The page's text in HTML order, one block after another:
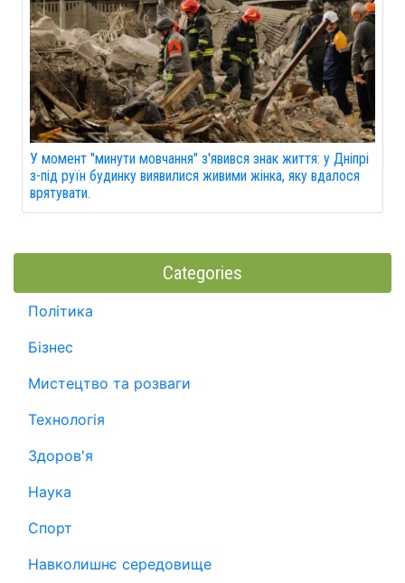
У момент "минути мовчання" з'явився знак життя: у Дніпрі
з-під руїн будинку виявилися живими жінка, яку вдалося
врятувати.
Categories
Політика
Бізнес
Мистецтво та розваги
Технологія
Здоров'я
Наука
Спорт
Навколишнє середовище